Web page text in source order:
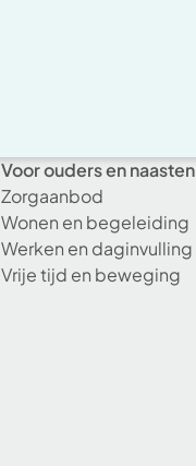
Voor ouders en naasten
Zorgaanbod
Wonen en begeleiding
Werken en daginvulling
Vrije tijd en beweging